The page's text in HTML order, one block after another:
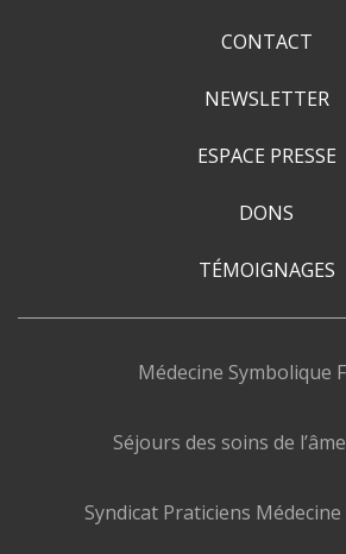
CONTACT
NEWSLETTER
ESPACE PRESSE
DONS
TÉMOIGNAGES
Médecine Symbolique
Séjours des soins de
Syndicat Praticiens